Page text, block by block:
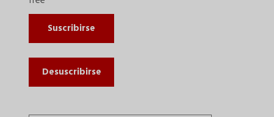
Suscribirse
Desuscribirse